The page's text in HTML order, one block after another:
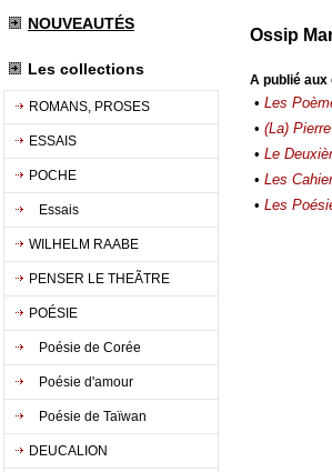
NOUVEAUTÉS
Les collections
ROMANS, PROSES
ESSAIS
POCHE
Essais
WILHELM RAABE
PENSER LE THEÃTRE
POÉSIE
Poésie de Corée
Poésie d'amour
Poésie de Taïwan
DEUCALION
Ossip
A publié
• Les
• (La)
• Le
• Les
• Les